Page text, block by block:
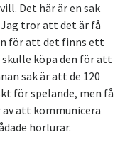
Det här är en sak
tror att det är få
för att det finns ett
köpa den för att
sak är att de 120
för spelande, men få
att kommunicera
hörlurar.